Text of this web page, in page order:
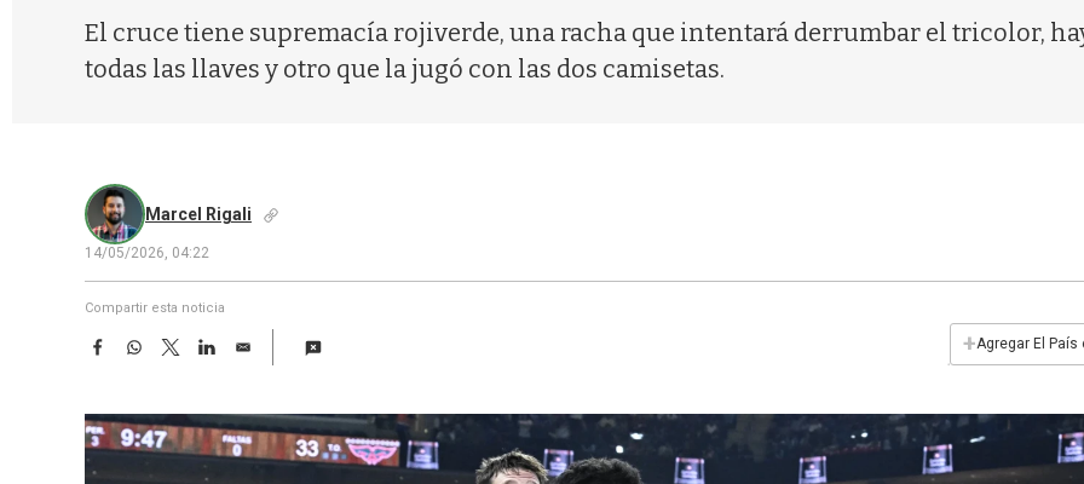
El cruce tiene supremacía rojiverde, una racha que intentará derrumbar el tricolor,
todas las llaves y otro que la jugó con las dos camisetas.
Marcel Rigali
14/05/2026, 04:22
Compartir esta noticia
F
e
b
W
t
s
A
T
w
t
t
e
L
k
e
d
E
i
l
+Agregar El País